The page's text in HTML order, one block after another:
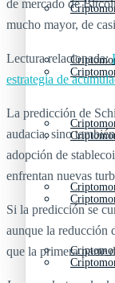
de mercado de
mucho mayor, de
Lectura relacionada:
estrategia de
La predicción de
audacia, sino
adopción de
enfrentan nuevas
Si la predicción se
aunque la reducción
que la primera parte